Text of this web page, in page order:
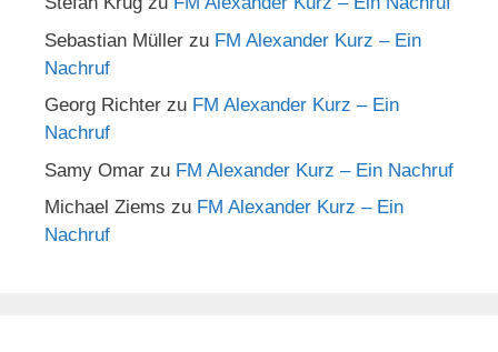
Sebastian Müller zu FM Alexander Kurz – Ein
Nachruf
Georg Richter zu FM Alexander Kurz – Ein
Nachruf
Samy Omar zu FM Alexander Kurz – Ein Nachruf
Michael Ziems zu FM Alexander Kurz – Ein
Nachruf